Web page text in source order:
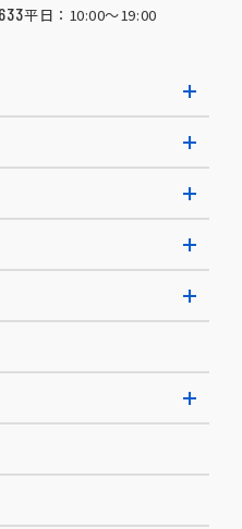
平日：10:00〜19:00